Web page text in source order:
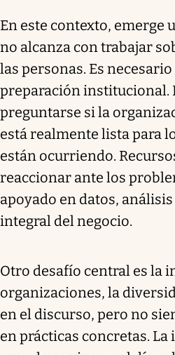
En este contexto, emerge
no alcanza con trabajar
las personas. Es
preparación institucional.
preguntarse si la
está realmente lista para
están ocurriendo.
reaccionar ante los
apoyado en datos,
integral del negocio.
Otro desafío central es la
organizaciones, la
en el discurso, pero no
en prácticas concretas.